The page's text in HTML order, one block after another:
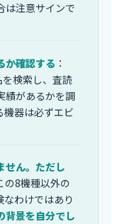
は注意サインで
か確認する ：
検索し、査読
績があるかを調
機器は必ずエビ
せん。ただし
の8機種以外の
なわけではあり
背景を自分でし